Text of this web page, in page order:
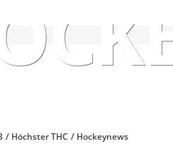
Höchster THC Hockeynews